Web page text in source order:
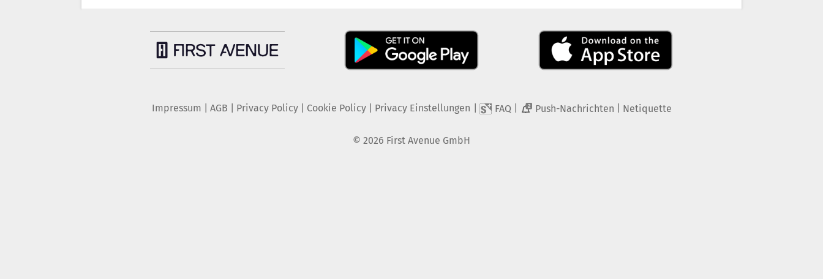
Impressum AGB Privacy Policy| Cookie Policy| Privacy Einstellungen FAQ 2 Push-Nachrichten Netiquette
© 2026 First Avenue GmbH